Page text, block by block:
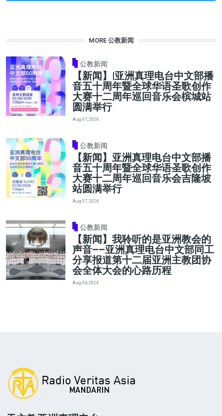
MORE 公教新闻
公教新闻
【新闻】|亚洲真理电台中文部播
音五十周年暨全球华语圣歌创作
大赛十二周年巡回音乐会槟城站
圆满举行
Aug 07, 2026
公教新闻
【新闻】亚洲真理电台中文部播
音五十周年暨全球华语圣歌创作
大赛十二周年巡回音乐会吉隆坡
站圆满举行
Aug 07, 2026
公教新闻
【新闻】我聆听的是亚洲教会的
声音——亚洲真理电台中文部同工
分享报道第十二届亚洲主教团协
会全体大会的心路历程
Aug 06, 2026